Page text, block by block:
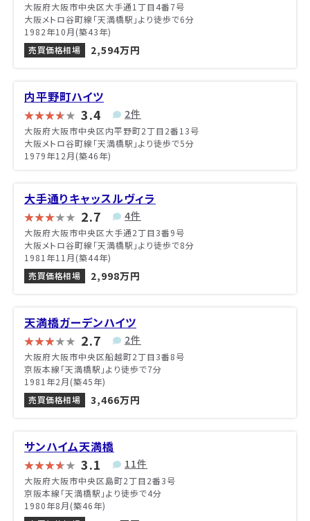
大阪府大阪市中央区大手通1丁目4番7号
大阪メトロ谷町線「天満橋駅」より徒歩で6分
1982年10月(築43年)
売買価格相場
2,594万円
内平野町ハイツ
3.4 2件
大阪府大阪市中央区内平野町2丁目2番13号
大阪メトロ谷町線「天満橋駅」より徒歩で5分
1979年12月(築46年)
大手通りキャッスルヴィラ
2.7 4件
大阪府大阪市中央区大手通2丁目3番9号
大阪メトロ谷町線「天満橋駅」より徒歩で8分
1981年11月(築44年)
売買価格相場
2,998万円
天満橋ガーデンハイツ
2.7 2件
大阪府大阪市中央区船越町2丁目3番8号
京阪本線「天満橋駅」より徒歩で7分
1981年2月(築45年)
売買価格相場
3,466万円
サンハイム天満橋
3.1 11件
大阪府大阪市中央区島町2丁目2番3号
京阪本線「天満橋駅」より徒歩で4分
1980年8月(築46年)